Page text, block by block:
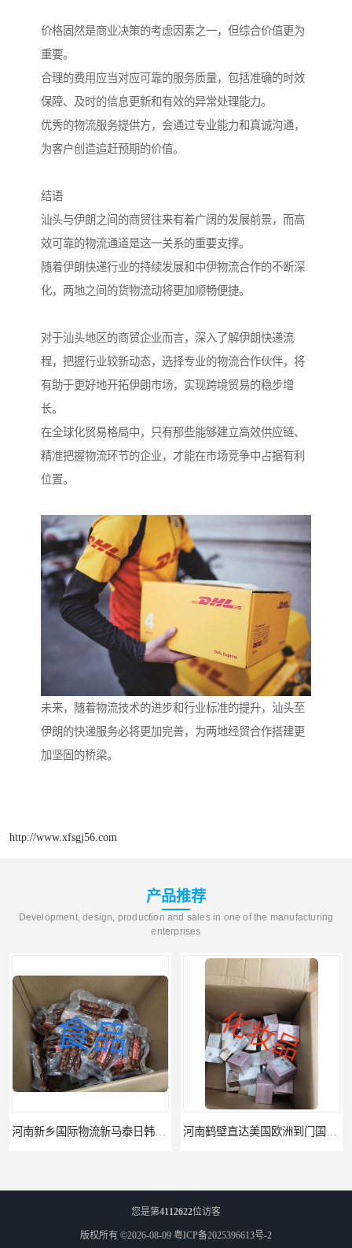
价格固然是商业决策的考虑因素之一，但综合价值更为
重要。
合理的费用应当对应可靠的服务质量，包括准确的时效
保障、及时的信息更新和有效的异常处理能力。
优秀的物流服务提供方，会通过专业能力和真诚沟通，
为客户创造追赶预期的价值。
结语
汕头与伊朗之间的商贸往来有着广阔的发展前景，而高
效可靠的物流通道是这一关系的重要支撑。
随着伊朗快递行业的持续发展和中伊物流合作的不断深
化，两地之间的货物流动将更加顺畅便捷。
对于汕头地区的商贸企业而言，深入了解伊朗快递流
程，把握行业较新动态，选择专业的物流合作伙伴，将
有助于更好地开拓伊朗市场，实现跨境贸易的稳步增
长。
在全球化贸易格局中，只有那些能够建立高效供应链、
精准把握物流环节的企业，才能在市场竞争中占据有利
位置。
未来，随着物流技术的进步和行业标准的提升，汕头至
伊朗的快递服务必将更加完善，为两地经贸合作搭建更
加坚固的桥梁。
http://www.xfsgj56.com
产品推荐
Development, design, production and sales in one of the manufacturing
enterprises
河南鹤壁直达美国欧洲到门国际快递药品口罩洗手液消毒水防护衣
您是第4112622位访客
版权所有 ©2026-08-09 粤ICP备2025396613号-2